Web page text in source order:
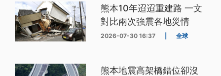
熊本10年迢迢重建路 一文
對比兩次強震各地災情
2026-07-30 16:37 全球
熊本地震高架橋錯位卻沒